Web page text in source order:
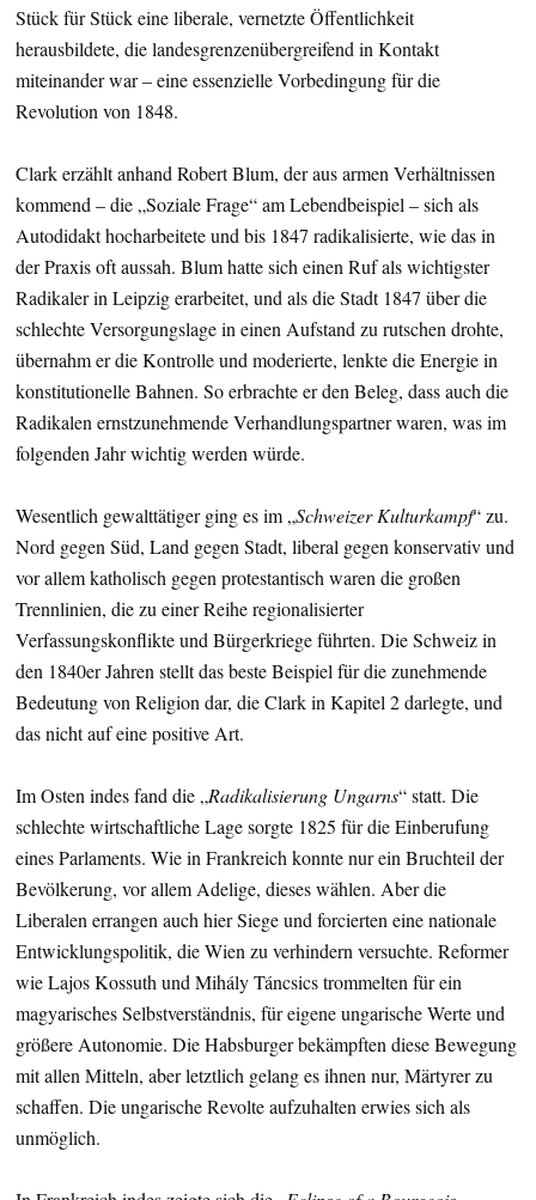
Stück für Stück eine liberale, vernetzte Öffentlichkeit
herausbildete, die landesgrenzenübergreifend in Kontakt
miteinander war – eine essenzielle Vorbedingung für die
Revolution von 1848.
Clark erzählt anhand Robert Blum, der aus armen Verhältnissen
kommend – die „Soziale Frage“ am Lebendbeispiel – sich als
Autodidakt hocharbeitete und bis 1847 radikalisierte, wie das in
der Praxis oft aussah. Blum hatte sich einen Ruf als wichtigster
Radikaler in Leipzig erarbeitet, und als die Stadt 1847 über die
schlechte Versorgungslage in einen Aufstand zu rutschen drohte,
übernahm er die Kontrolle und moderierte, lenkte die Energie in
konstitutionelle Bahnen. So erbrachte er den Beleg, dass auch die
Radikalen ernstzunehmende Verhandlungspartner waren, was im
folgenden Jahr wichtig werden würde.
Wesentlich gewalttätiger ging es im „Schweizer Kulturkampf“ zu.
Nord gegen Süd, Land gegen Stadt, liberal gegen konservativ und
vor allem katholisch gegen protestantisch waren die großen
Trennlinien, die zu einer Reihe regionalisierter
Verfassungskonflikte und Bürgerkriege führten. Die Schweiz in
den 1840er Jahren stellt das beste Beispiel für die zunehmende
Bedeutung von Religion dar, die Clark in Kapitel 2 darlegte, und
das nicht auf eine positive Art.
Im Osten indes fand die „Radikalisierung Ungarns“ statt. Die
schlechte wirtschaftliche Lage sorgte 1825 für die Einberufung
eines Parlaments. Wie in Frankreich konnte nur ein Bruchteil der
Bevölkerung, vor allem Adelige, dieses wählen. Aber die
Liberalen errangen auch hier Siege und forcierten eine nationale
Entwicklungspolitik, die Wien zu verhindern versuchte. Reformer
wie Lajos Kossuth und Mihály Táncsics trommelten für ein
magyarisches Selbstverständnis, für eigene ungarische Werte und
größere Autonomie. Die Habsburger bekämpften diese Bewegung
mit allen Mitteln, aber letztlich gelang es ihnen nur, Märtyrer zu
schaffen. Die ungarische Revolte aufzuhalten erwies sich als
unmöglich.